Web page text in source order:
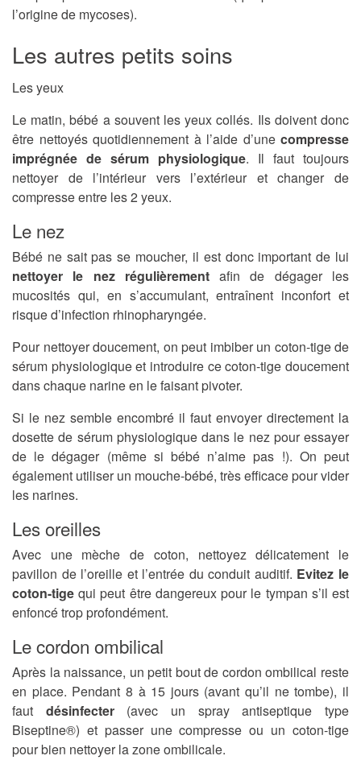
l’origine de mycoses).
Les autres petits soins
Les yeux
Le matin, bébé a souvent les yeux collés. Ils doivent donc
être nettoyés quotidiennement à l’aide d’une compresse
imprégnée de sérum physiologique. Il faut toujours
nettoyer de l’intérieur vers l’extérieur et changer de
compresse entre les 2 yeux.
Le nez
Bébé ne sait pas se moucher, il est donc important de lui
nettoyer le nez régulièrementafin de dégager les
mucosités qui, en s’accumulant, entraînent inconfort et
risque d’infection rhinopharyngée.
Pour nettoyer doucement, on peut imbiber un coton-tige de
sérum physiologique et introduire ce coton-tige doucement
dans chaque narine en le faisant pivoter.
Si le nez semble encombré il faut envoyer directement la
dosette de sérum physiologique dans le nez pour essayer
de le dégager (même si bébé n’aime pas !). On peut
également utiliser un mouche-bébé, très efficace pour vider
les narines.
Les oreilles
Avec une mèche de coton, nettoyez délicatement le
pavillon de l’oreille et l’entrée du conduit auditif. Evitez le
coton-tigequi peut être dangereux pour le tympan s’il est
enfoncé trop profondément.
Le cordon ombilical
Après la naissance, un petit bout de cordon ombilical reste
en place. Pendant 8 à 15 jours (avant qu’il ne tombe), il
faut désinfecter(avec un spray antiseptique type
Biseptine®) et passer une compresse ou un coton-tige
pour bien nettoyer la zone ombilicale.